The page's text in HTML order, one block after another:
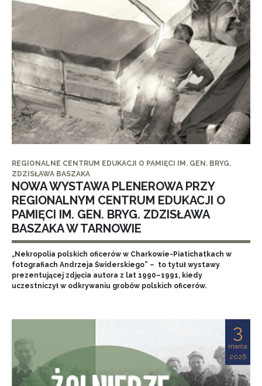
REGIONALNE CENTRUM EDUKACJI O PAMIĘCI IM. GEN. BRYG.
ZDZISŁAWA BASZAKA
NOWA WYSTAWA PLENEROWA PRZY
REGIONALNYM CENTRUM EDUKACJI O
PAMIĘCI IM. GEN. BRYG. ZDZISŁAWA
BASZAKA W TARNOWIE
„Nekropolia polskich oficerów w Charkowie-Piatichatkach w
fotografiach Andrzeja Świderskiego” – to tytuł wystawy
prezentującej zdjęcia autora z lat 1990–1991, kiedy
uczestniczył w odkrywaniu grobów polskich oficerów.
3
marca
2026